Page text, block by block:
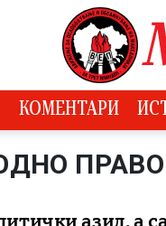
КОМЕНТАРИ
ПРАВО
азил, а